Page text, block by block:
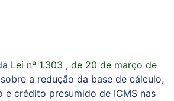
Lei nº 1.303 , de 20 de março de
a redução da base de cálculo,
e crédito presumido de ICMS nas